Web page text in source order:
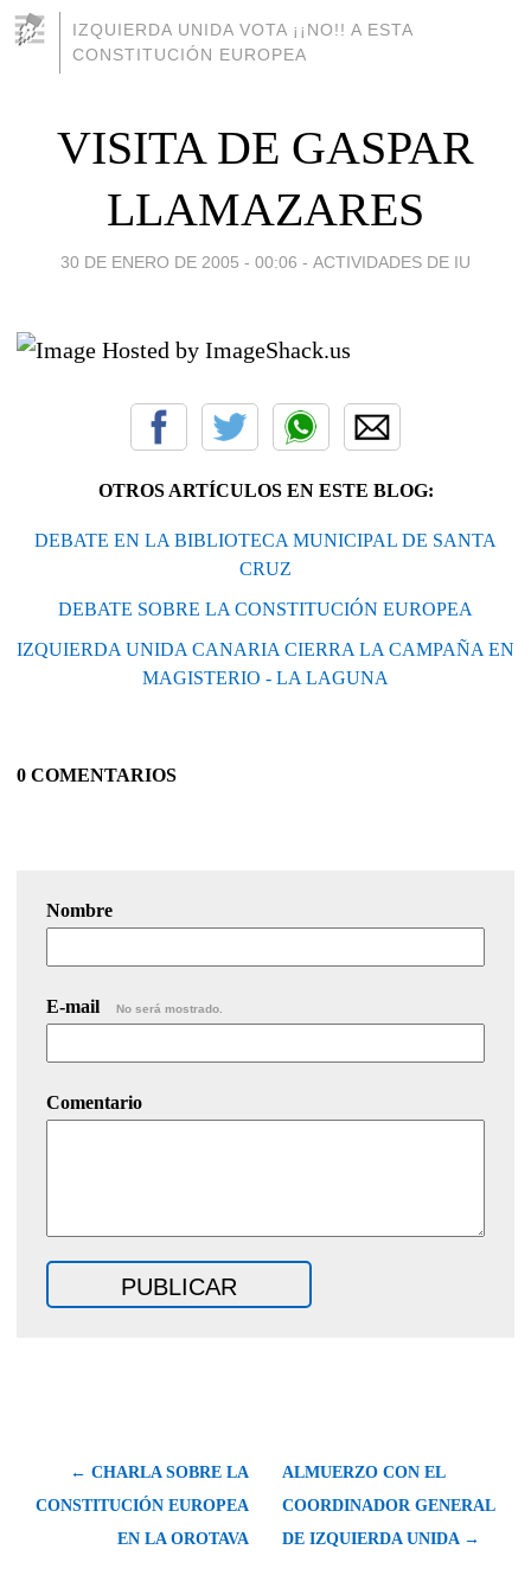
IZQUIERDA UNIDA VOTA ¡¡NO!! A ESTA
CONSTITUCIÓN EUROPEA
VISITA DE GASPAR
LLAMAZARES
30 DE ENERO DE 2005 - 00:06 - ACTIVIDADES DE IU
OTROS ARTÍCULOS EN ESTE BLOG:
DEBATE EN LA BIBLIOTECA MUNICIPAL DE SANTA
CRUZ
DEBATE SOBRE LA CONSTITUCIÓN EUROPEA
IZQUIERDA UNIDA CANARIA CIERRA LA CAMPAÑA EN
MAGISTERIO - LA LAGUNA
0 COMENTARIOS
Nombre
E-mail No será mostrado.
Comentario
← CHARLA SOBRE LA
CONSTITUCIÓN EUROPEA
EN LA OROTAVA
ALMUERZO CON EL
COORDINADOR GENERAL
DE IZQUIERDA UNIDA →